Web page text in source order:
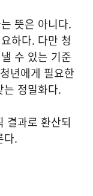
뜻은 아니다.
하다. 다만 청
수 있는 기준
년에게 필요한
정밀화다.
결과로 환산되
다.